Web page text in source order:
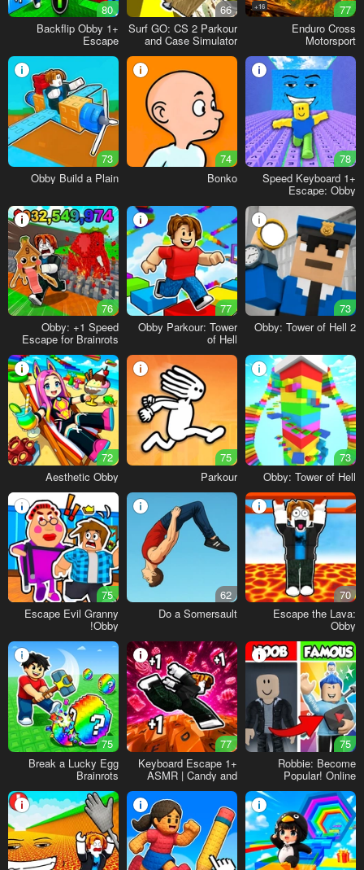
77
16+
Enduro Cross
Motorsport
66
Surf GO: CS 2 Parkour
and Case Simulator
80
+1 Backflip Obby
Escape
78
+1 Speed Keyboard
Escape: Obby
74
Bonko
73
Obby Build a Plain
73
Obby: Tower of Hell 2
77
Obby Parkour: Tower
of Hell
76
Obby: +1 Speed
Escape for Brainrots
73
Obby: Tower of Hell
75
Parkour
72
Aesthetic Obby
70
Escape the Lava:
Obby
62
Do a Somersault
75
Escape Evil Granny
Obby!
75
Robbie: Become
Popular! Online
77
+1 Keyboard Escape
ASMR | Candy and
75
Break a Lucky Egg
Brainrots